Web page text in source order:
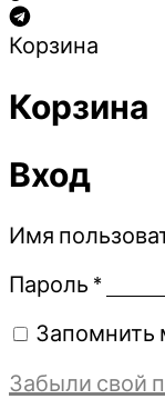
Корзина
Корзина
Вход
Имя
Пароль *
Запомнить
Забыли свой